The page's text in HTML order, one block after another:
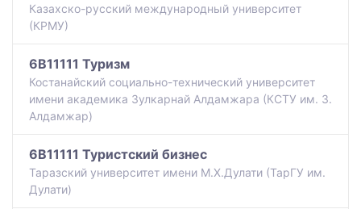
Казахско-русский международный университет
(КРМУ)
6B11111 Туризм
Костанайский социально-технический университет
имени академика Зулкарнай Алдамжара (КСТУ им. З.
Алдамжар)
6B11111 Туристский бизнес
Таразский университет имени М.Х.Дулати (ТарГУ им.
Дулати)